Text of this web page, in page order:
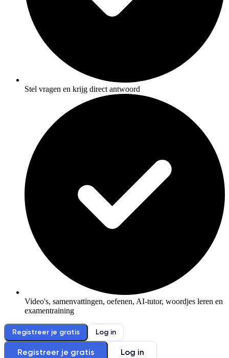
Stel vragen en krijg direct antwoord
Video's, samenvattingen, oefenen, AI-tutor, woordjes leren en
examentraining
Registreer je gratis Log in
Registreer je gratis Log in